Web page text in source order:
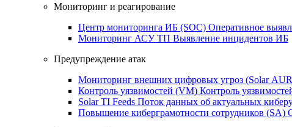
Мониторинг и реагирование
Центр мониторинга ИБ (SOC) Оперативное
Мониторинг АСУ ТП Выявление инцидентов ИБ
Предупреждение атак
Мониторинг внешних цифровых угроз (Solar
Контроль уязвимостей (VM) Контроль
Solar TI Feeds Поток данных об актуальных
Повышение киберграмотности сотрудников (SA)